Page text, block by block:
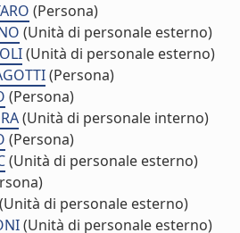
(Persona)
(Unità di personale esterno)
(Unità di personale esterno)
(Persona)
(Persona)
(Unità di personale interno)
(Persona)
(Unità di personale esterno)
(Unità di personale esterno)
(Unità di personale esterno)